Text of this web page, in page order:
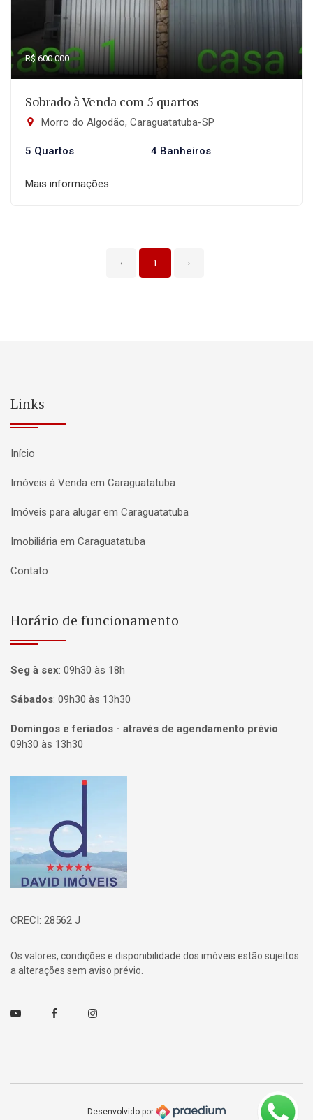
R$ 600.000
Sobrado à Venda com 5 quartos
Morro do Algodão, Caraguatatuba-SP
5 Quartos 4 Banheiros
Mais informações
‹ 1 ›
Links
Início
Imóveis à Venda em Caraguatatuba
Imóveis para alugar em Caraguatatuba
Imobiliária em Caraguatatuba
Contato
Horário de funcionamento
Seg à sex: 09h30 às 18h
Sábados: 09h30 às 13h30
Domingos e feriados - através de agendamento prévio:
09h30 às 13h30
Página inicial
CRECI: 28562 J
Os valores, condições e disponibilidade dos imóveis estão sujeitos
a alterações sem aviso prévio.
Youtube FacebookInstagram
Desenvolvido por